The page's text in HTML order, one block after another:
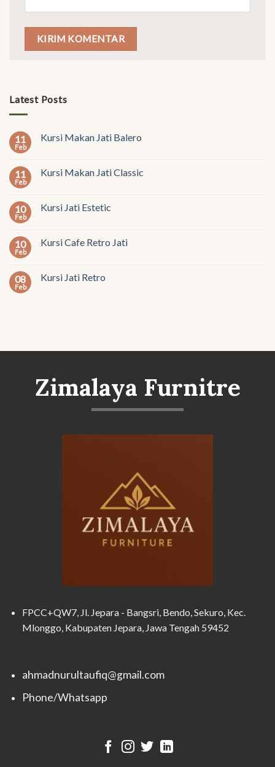
Latest Posts
11
Feb
Kursi Makan Jati Balero
11
Feb
Kursi Makan Jati Classic
10
Feb
Kursi Jati Estetic
10
Feb
Kursi Cafe Retro Jati
08
Feb
Kursi Jati Retro
Zimalaya Furnitre
FPCC+QW7, Jl. Jepara - Bangsri, Bendo, Sekuro, Kec.
Mlonggo, Kabupaten Jepara, Jawa Tengah 59452
ahmadnurultaufiq@gmail.com
Phone/Whatsapp